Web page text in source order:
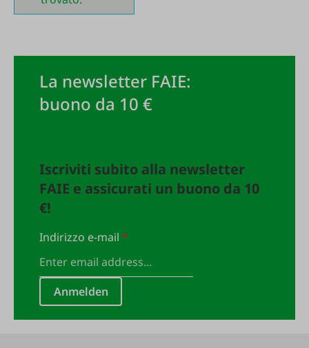
La newsletter FAIE:
buono da 10 €
Iscriviti subito alla newsletter
FAIE e assicurati un buono da 10
€!
Indirizzo e-mail*
Anmelden